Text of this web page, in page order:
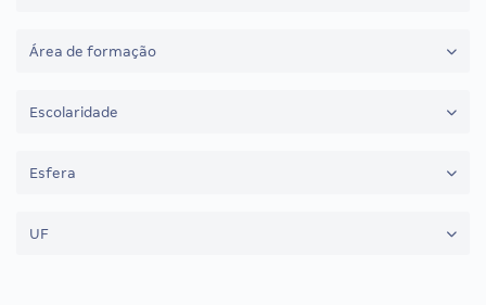
Área de formação
Escolaridade
Esfera
UF